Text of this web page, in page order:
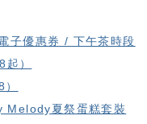
子優惠券 / 下午茶時段
）
Melody夏祭蛋糕套裝